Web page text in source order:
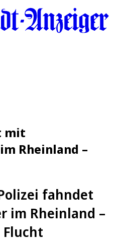
mit
Rheinland –
fahndet
im Rheinland –